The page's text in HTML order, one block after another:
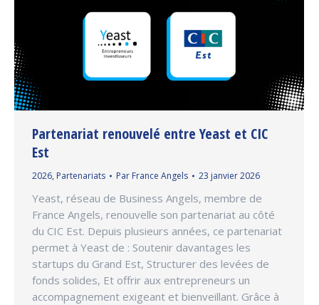
Partenariat renouvelé entre Yeast et CIC
Est
2026, Partenariats Par France Angels 23 janvier 2026
Yeast, réseau de Business Angels, membre de
France Angels, renouvelle son partenariat au côté
du CIC Est. Depuis plusieurs années, ce partenariat
permet à Yeast de : Soutenir davantages les
startups du Grand Est, Structurer des levées de
fonds solides, Et offrir aux entrepreneurs un
accompagnement exigeant et bienveillant. Grâce à